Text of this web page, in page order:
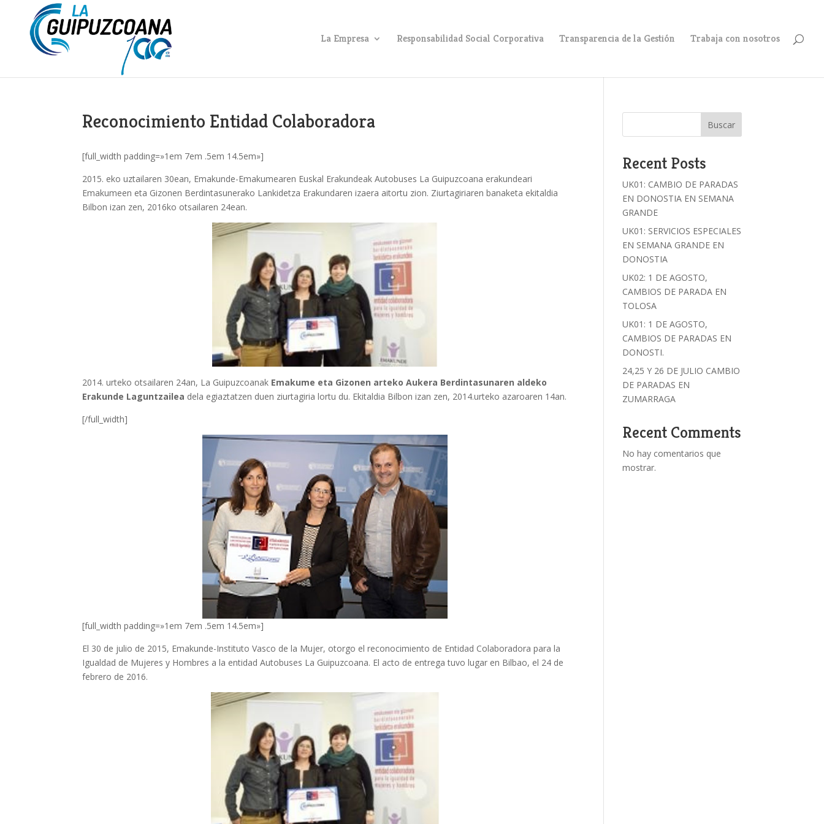
La Empresa Responsabilidad Social Corporativa Transparencia de la Gestión Trabaja con nosotros
Reconocimiento Entidad Colaboradora
[full_width padding=»1em 7em .5em 14.5em»]
2015. eko uztailaren 30ean, Emakunde-Emakumearen Euskal Erakundeak Autobuses La Guipuzcoana erakundeari
Emakumeen eta Gizonen Berdintasunerako Lankidetza Erakundaren izaera aitortu zion. Ziurtagiriaren banaketa ekitaldia
Bilbon izan zen, 2016ko otsailaren 24ean.
2014. urteko otsailaren 24an, La Guipuzcoanak Emakume eta Gizonen arteko Aukera Berdintasunaren aldeko
Erakunde Laguntzailea dela egiaztatzen duen ziurtagiria lortu du. Ekitaldia Bilbon izan zen, 2014.urteko azaroaren 14an.
[/full_width]
[full_width padding=»1em 7em .5em 14.5em»]
El 30 de julio de 2015, Emakunde-Instituto Vasco de la Mujer, otorgo el reconocimiento de Entidad Colaboradora para la
Igualdad de Mujeres y Hombres a la entidad Autobuses La Guipuzcoana. El acto de entrega tuvo lugar en Bilbao, el 24 de
febrero de 2016.
Buscar
Recent Posts
UK01: CAMBIO DE PARADAS
EN DONOSTIA EN SEMANA
GRANDE
UK01: SERVICIOS ESPECIALES
EN SEMANA GRANDE EN
DONOSTIA
UK02: 1 DE AGOSTO,
CAMBIOS DE PARADA EN
TOLOSA
UK01: 1 DE AGOSTO,
CAMBIOS DE PARADAS EN
DONOSTI.
24,25 Y 26 DE JULIO CAMBIO
DE PARADAS EN
ZUMARRAGA
Recent Comments
No hay comentarios que
mostrar.